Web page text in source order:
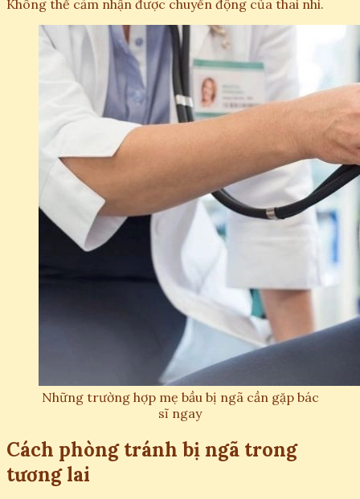
Không thể cảm nhận được chuyển động của thai nhi.
Những trường hợp mẹ bầu bị ngã cần gặp bác
sĩ ngay
Cách phòng tránh bị ngã trong
tương lai